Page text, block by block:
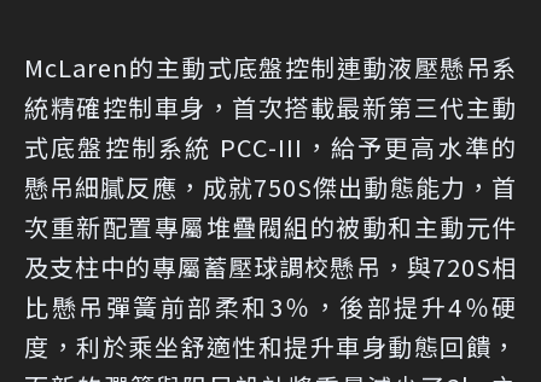
McLaren的主動式底盤控制連動液壓懸吊系
統精確控制車身，首次搭載最新第三代主動
式底盤控制系統 PCC-III，給予更高水準的
懸吊細膩反應，成就750S傑出動態能力，首
次重新配置專屬堆疊閥組的被動和主動元件
及支柱中的專屬蓄壓球調校懸吊，與720S相
比懸吊彈簧前部柔和3％，後部提升4％硬
度，利於乘坐舒適性和提升車身動態回饋，